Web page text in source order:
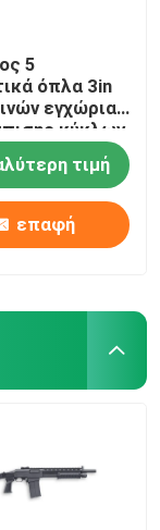
5
όπλα 3in
εγχώριας
κύκλων
όπλο
τιμή
επαφή